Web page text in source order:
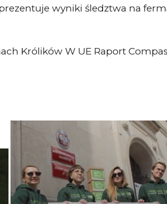
wyniki śledztwa na
Królików W UE Raport